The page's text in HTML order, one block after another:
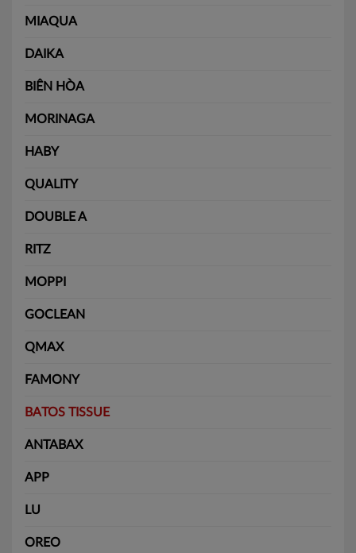
MIAQUA
DAIKA
BIÊN HÒA
MORINAGA
HABY
QUALITY
DOUBLE A
RITZ
MOPPI
GOCLEAN
QMAX
FAMONY
BATOS TISSUE
ANTABAX
APP
LU
OREO